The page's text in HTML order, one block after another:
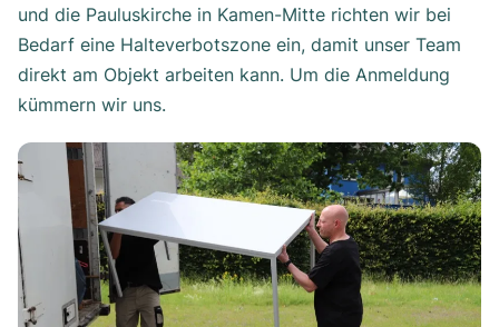
und die Pauluskirche in Kamen-Mitte richten wir bei
Bedarf eine Halteverbotszone ein, damit unser Team
direkt am Objekt arbeiten kann. Um die Anmeldung
kümmern wir uns.